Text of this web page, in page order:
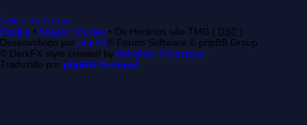
Índice do Fórum
Equipa • Apagar cookies • Os Horários são TMG [ DST ]
Desenvolvido por phpBB® Forum Software © phpBB Group
© DarkFX style created byAbhishek Srivastava
Traduzido por phpBB Portugal